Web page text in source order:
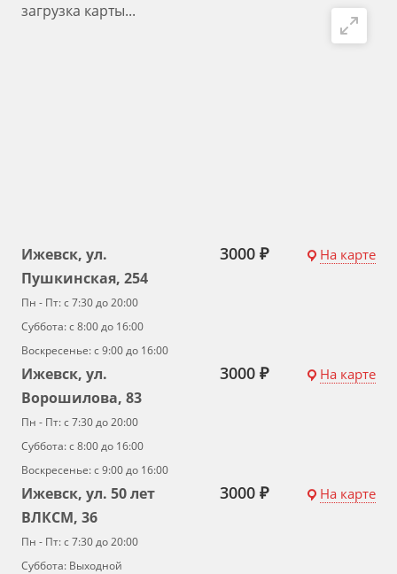
Ижевск, ул.
Пушкинская, 254
Пн - Пт: с 7:30 до 20:00
Суббота: с 8:00 до 16:00
Воскресенье: с 9:00 до 16:00
3000 ₽ На карте
Ижевск, ул.
Ворошилова, 83
Пн - Пт: с 7:30 до 20:00
Суббота: с 8:00 до 16:00
Воскресенье: с 9:00 до 16:00
3000 ₽ На карте
Ижевск, ул. 50 лет
ВЛКСМ, 36
Пн - Пт: с 7:30 до 20:00
Суббота: Выходной
3000 ₽ На карте
загрузка карты...